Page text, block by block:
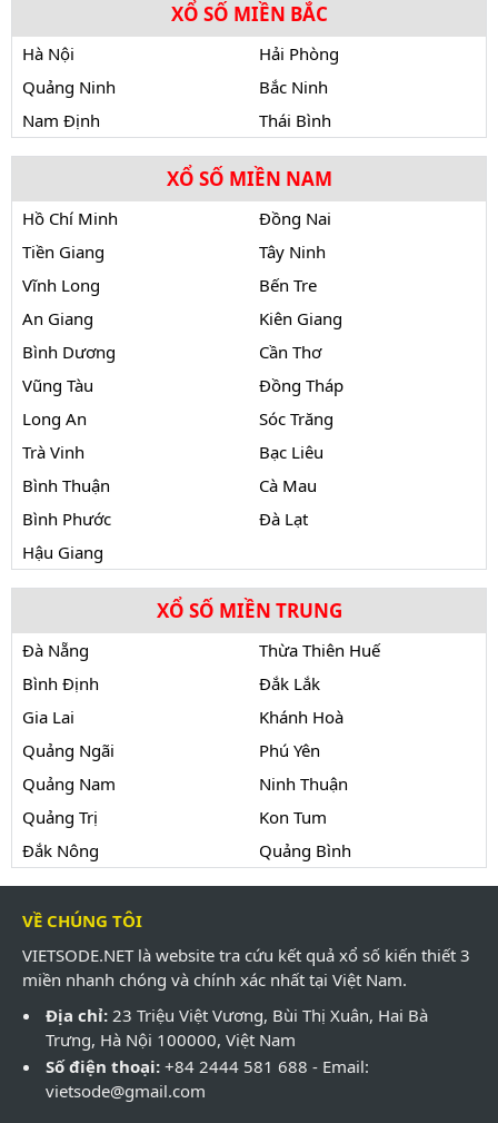
XỔ SỐ MIỀN BẮC
Hà Nội
Hải Phòng
Quảng Ninh
Bắc Ninh
Nam Định
Thái Bình
XỔ SỐ MIỀN NAM
Hồ Chí Minh
Đồng Nai
Tiền Giang
Tây Ninh
Vĩnh Long
Bến Tre
An Giang
Kiên Giang
Bình Dương
Cần Thơ
Vũng Tàu
Đồng Tháp
Long An
Sóc Trăng
Trà Vinh
Bạc Liêu
Bình Thuận
Cà Mau
Bình Phước
Đà Lạt
Hậu Giang
XỔ SỐ MIỀN TRUNG
Đà Nẵng
Thừa Thiên Huế
Bình Định
Đắk Lắk
Gia Lai
Khánh Hoà
Quảng Ngãi
Phú Yên
Quảng Nam
Ninh Thuận
Quảng Trị
Kon Tum
Đắk Nông
Quảng Bình
VỀ CHÚNG TÔI
VIETSODE.NET là website tra cứu kết quả xổ số kiến thiết 3
miền nhanh chóng và chính xác nhất tại Việt Nam.
Địa chỉ: 23 Triệu Việt Vương, Bùi Thị Xuân, Hai Bà
Trưng, Hà Nội 100000, Việt Nam
Số điện thoại: +84 2444 581 688 - Email:
vietsode@gmail.com